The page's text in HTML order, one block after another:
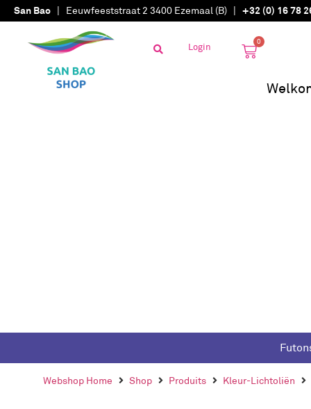
San Bao | Eeuwfeeststraat 2 3400 Ezemaal (B) | +32 (0) 16 78
Login 0
Webshop Home Shop Produits Kleur-Lichtoliën